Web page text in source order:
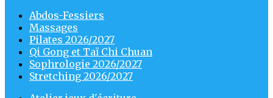
Abdos-Fessiers
Massages
Pilates 2026/2027
Qi Gong et Taï Chi Chuan
Sophrologie 2026/2027
Stretching 2026/2027